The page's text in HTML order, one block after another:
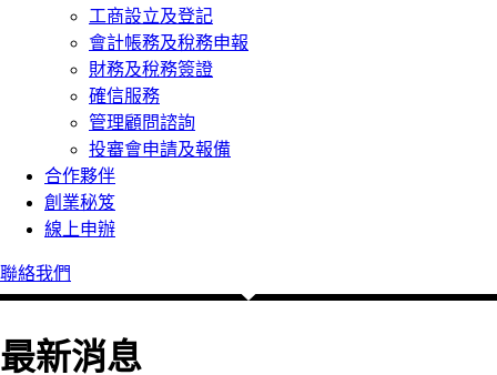
工商設立及登記
會計帳務及稅務申報
財務及稅務簽證
確信服務
管理顧問諮詢
投審會申請及報備
合作夥伴
創業秘笈
線上申辦
聯絡我們
最新消息